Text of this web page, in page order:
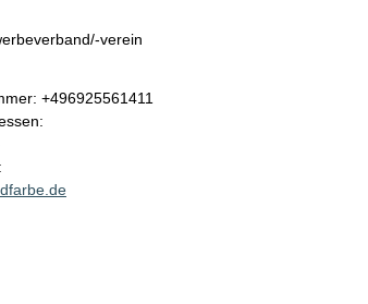
verein
+496925561411